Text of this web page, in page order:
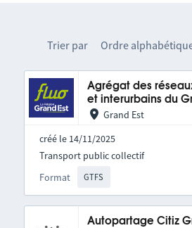
Trier par Ordre
Agrégat des
et interurbains du
Grand Est
créé le 14/11/2025
Format GTFS
Transport public collectif
Autopartage Citiz